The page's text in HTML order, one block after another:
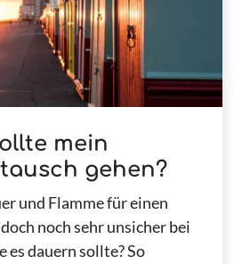
mein
gehen?
und Flamme für einen
noch sehr unsicher bei
es dauern sollte? So